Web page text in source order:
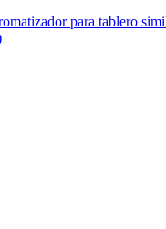
para tablero